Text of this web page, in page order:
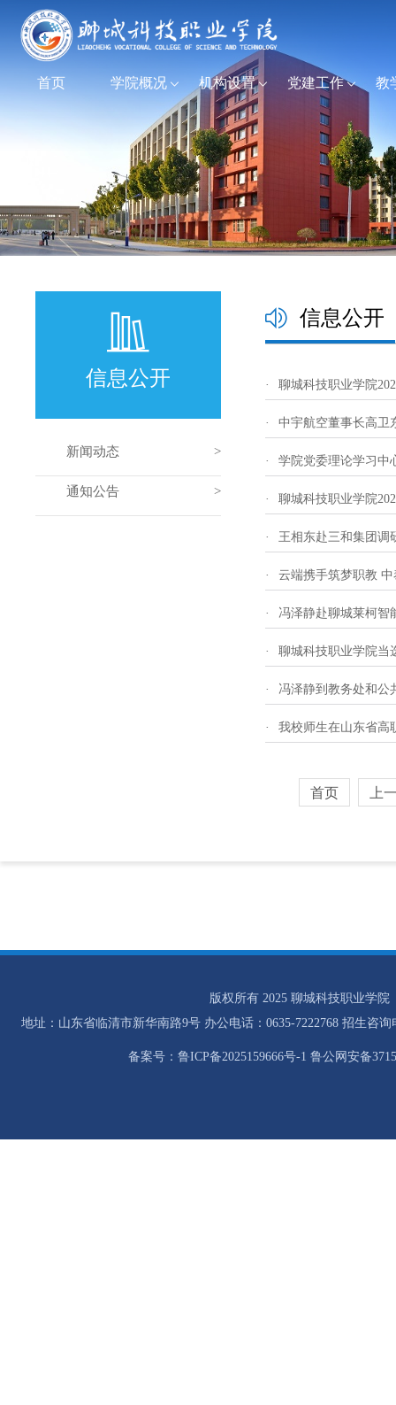
首页 学院概况 机构设置 党建工作 教
信息公开
新闻动态
通知公告
信息公开
· 聊城科技职业学院
· 中宇航空董事长高卫
· 学院党委理论学习中
· 聊城科技职业学院
· 王相东赴三和集团调
· 云端携手筑梦职教
· 冯泽静赴聊城莱柯智
· 聊城科技职业学院当
· 冯泽静到教务处和公
· 我校师生在山东省高
首页 上
版权所有 2025 聊城科技职业学院
地址：山东省临清市新华南路9号 办公电话：0635-7222768 招生咨询
备案号：鲁ICP备2025159666号-1 鲁公网安备